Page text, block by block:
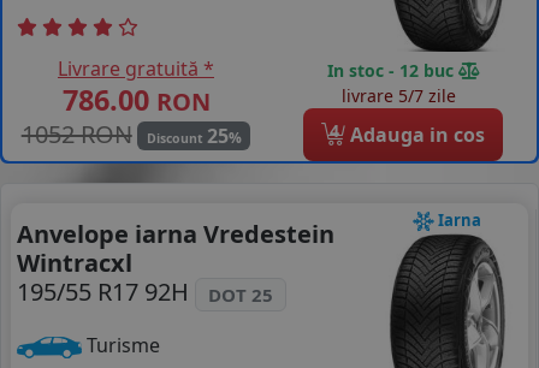
Livrare gratuită *
786.00 RON
1052 RON
Discount 25%
In stoc - 12 buc
livrare 5/7 zile
4 Adauga in cos
Iarna
Anvelope iarna Vredestein
Wintracxl
195/55 R17 92H
DOT 25
Turisme